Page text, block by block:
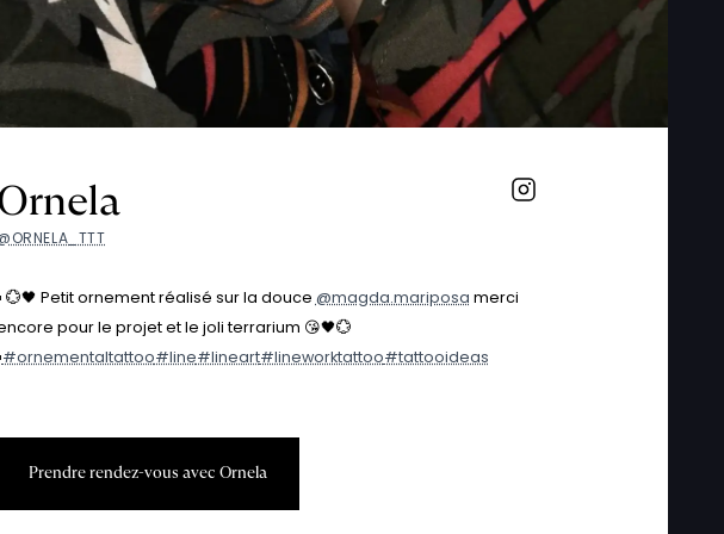
💮🖤 Petit ornement réalisé sur la douce@magda.mariposa merci
pour le projet et le joli terrarium 😘🖤💮
#ornementaltattoo#line#lineart#lineworktattoo#tattooideas
Prendre rendez-vous avec Ornela